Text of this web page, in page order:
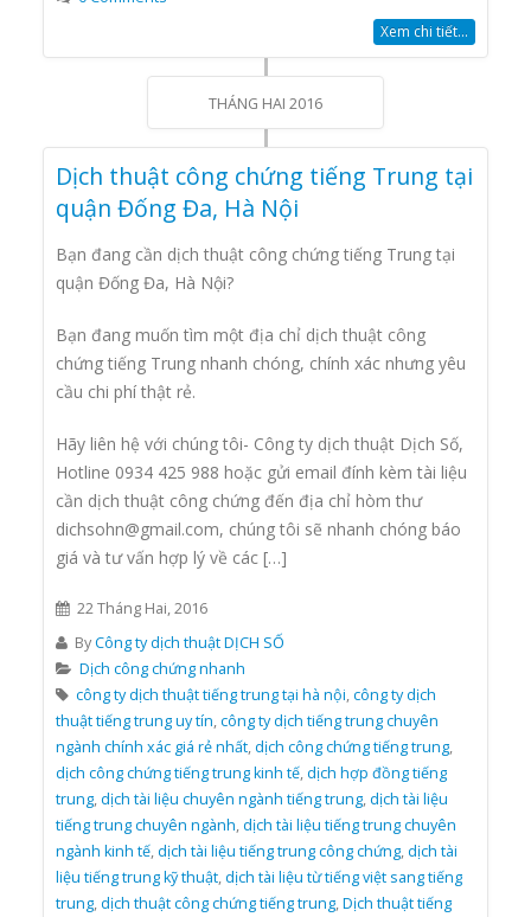
Xem chi tiết...
THÁNG HAI 2016
Dịch thuật công chứng tiếng Trung tại
quận Đống Đa, Hà Nội
Bạn đang cần dịch thuật công chứng tiếng Trung tại
quận Đống Đa, Hà Nội?
Bạn đang muốn tìm một địa chỉ dịch thuật công
chứng tiếng Trung nhanh chóng, chính xác nhưng yêu
cầu chi phí thật rẻ.
Hãy liên hệ với chúng tôi- Công ty dịch thuật Dịch Số,
Hotline 0934 425 988 hoặc gửi email đính kèm tài liệu
cần dịch thuật công chứng đến địa chỉ hòm thư
dichsohn@gmail.com, chúng tôi sẽ nhanh chóng báo
giá và tư vấn hợp lý về các […]
22 Tháng Hai, 2016
ByCông ty dịch thuật DỊCH SỐ
Dịch công chứng nhanh
công ty dịch thuật tiếng trung tại hà nội,công ty dịch
thuật tiếng trung uy tín,công ty dịch tiếng trung chuyên
ngành chính xác giá rẻ nhất,dịch công chứng tiếng trung,
dịch công chứng tiếng trung kinh tế,dịch hợp đồng tiếng
trung,dịch tài liệu chuyên ngành tiếng trung,dịch tài liệu
tiếng trung chuyên ngành,dịch tài liệu tiếng trung chuyên
ngành kinh tế,dịch tài liệu tiếng trung công chứng,dịch tài
liệu tiếng trung kỹ thuật,dịch tài liệu từ tiếng việt sang tiếng
trung,dịch thuật công chứng tiếng trung,Dịch thuật tiếng